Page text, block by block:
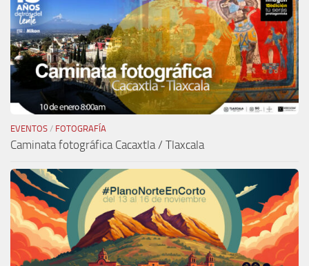
EVENTOS / FOTOGRAFÍA
Caminata fotográfica Cacaxtla / Tlaxcala